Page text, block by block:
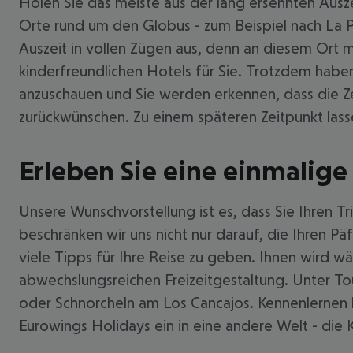
Orte rund um den Globus - zum Beispiel nach
Auszeit in vollen Zügen aus, denn an diesem Ort
kinderfreundlichen Hotels für Sie. Trotzdem
anzuschauen und Sie werden erkennen, dass
zurückwünschen. Zu einem späteren Zeitpunkt
Erleben Sie eine
Unsere Wunschvorstellung ist es, dass Sie Ihren
beschränken wir uns nicht nur darauf, die Ihren
viele Tipps für Ihre Reise zu geben. Ihnen wird
abwechslungsreichen Freizeitgestaltung. Unter
oder Schnorcheln am Los Cancajos.
Eurowings Holidays ein in eine andere Welt - die